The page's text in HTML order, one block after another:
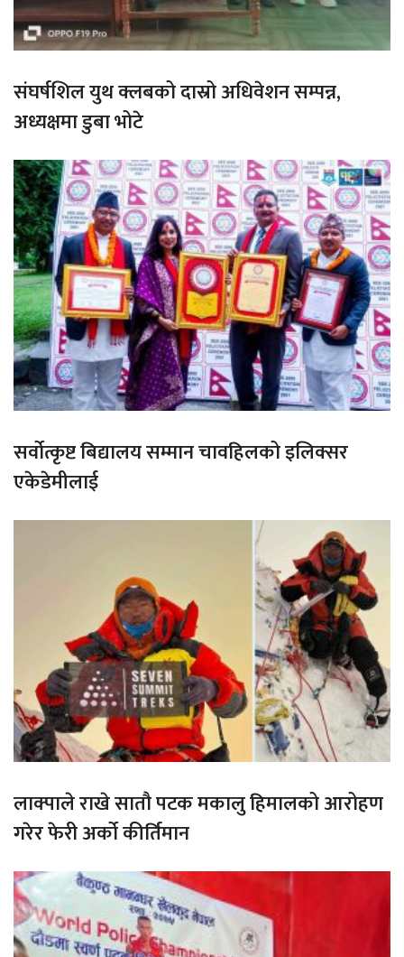
संघर्षशिल युथ क्लबको दास्रो अधिवेशन सम्पन्न,
अध्यक्षमा डुबा भोटे
सर्वोत्कृष्ट बिद्यालय सम्मान चावहिलको इलिक्सर
एकेडेमीलाई
लाक्पाले राखे सातौ पटक मकालु हिमालको आरोहण
गरेर फेरी अर्को कीर्तिमान